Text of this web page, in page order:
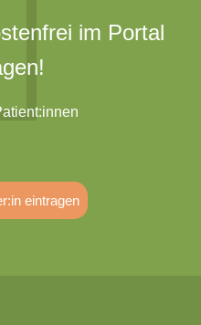
im Portal
eintragen